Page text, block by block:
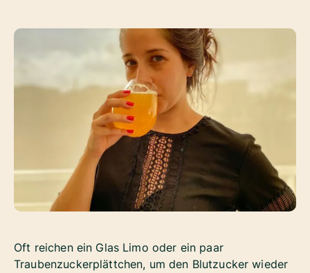
Oft reichen ein Glas Limo oder ein paar
Traubenzuckerplättchen, um den Blutzucker wieder